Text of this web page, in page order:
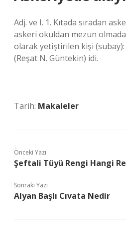
Adj. ve I. 1. Kıtada sıradan
askeri okuldan mezun
olarak yetiştirilen kişi (subay):
(Reşat N. Güntekin) idi.
Tarih: Makaleler
Önceki Yazı
Şeftali Tüyü Rengi Hangi
Sonraki Yazı
Alyan Başlı Cıvata Nedir